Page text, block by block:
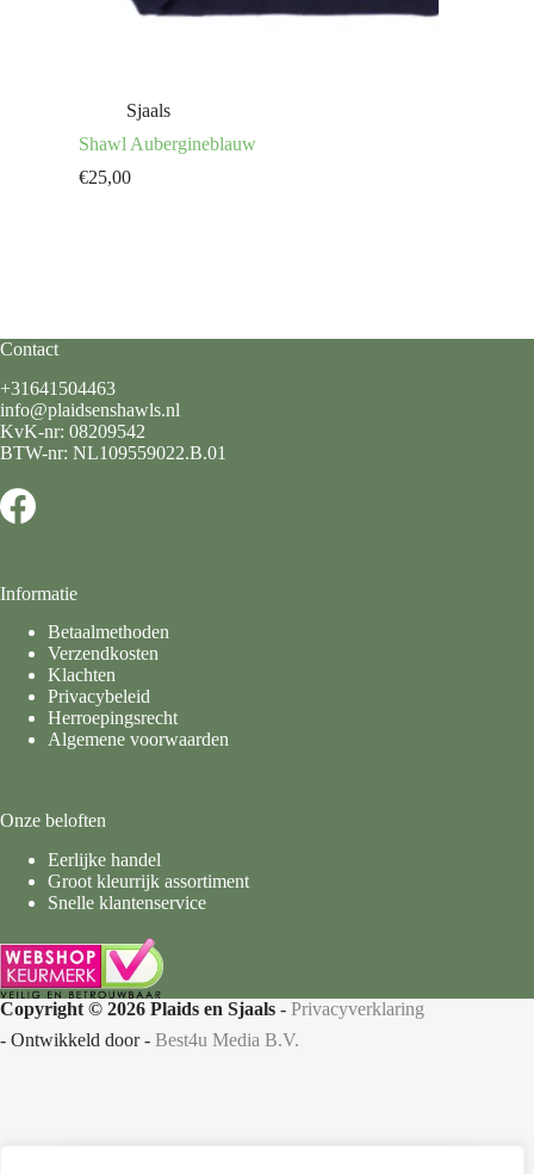
Sjaals
Shawl Aubergineblauw
€25,00
Contact
+31641504463
info@plaidsenshawls.nl
KvK-nr: 08209542
BTW-nr: NL109559022.B.01
Informatie
Betaalmethoden
Verzendkosten
Klachten
Privacybeleid
Herroepingsrecht
Algemene voorwaarden
Onze beloften
Eerlijke handel
Groot kleurrijk assortiment
Snelle klantenservice
Copyright © 2026 Plaids en Sjaals - Privacyverklaring
- Ontwikkeld door - Best4u Media B.V.